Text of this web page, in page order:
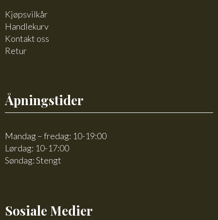
Kjøpsvilkår
Handlekurv
Kontakt oss
Retur
Åpningstider
Mandag – fredag: 10-19:00
Lørdag: 10-17:00
Søndag: Stengt
Sosiale Medier